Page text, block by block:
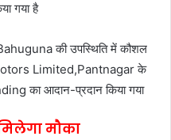
गया है
की उपस्थिति में कौशल
Motors Limited,Pantnagar के
का आदान-प्रदान किया गया
मौका